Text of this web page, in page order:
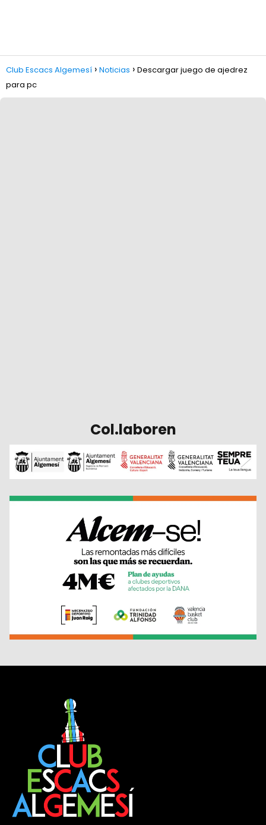
Club Escacs Algemesí Noticias
Descargar juego de ajedrez
para pc
Col.laboren